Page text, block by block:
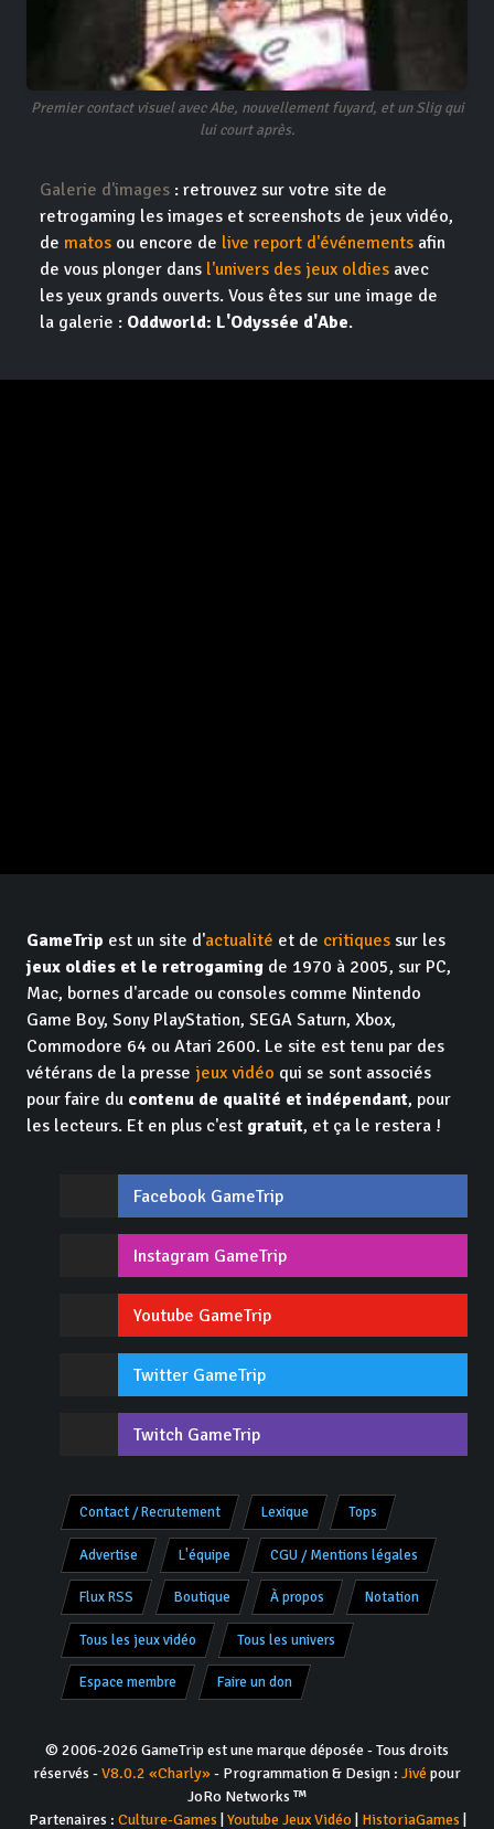
Premier contact visuel avec Abe, nouvellement fuyard, et un Slig qui
lui court après.
Galerie d'images : retrouvez sur votre site de
retrogaming les images et screenshots de jeux vidéo,
de matos ou encore de live report d'événements afin
de vous plonger dans l'univers des jeux oldies avec
les yeux grands ouverts. Vous êtes sur une image de
la galerie : Oddworld: L'Odyssée d'Abe.
GameTrip est un site d'actualité et de critiques sur les
jeux oldies et le retrogaming de 1970 à 2005, sur PC,
Mac, bornes d'arcade ou consoles comme Nintendo
Game Boy, Sony PlayStation, SEGA Saturn, Xbox,
Commodore 64 ou Atari 2600. Le site est tenu par des
vétérans de la presse jeux vidéo qui se sont associés
pour faire du contenu de qualité et indépendant, pour
les lecteurs. Et en plus c'est gratuit, et ça le restera !
Facebook GameTrip
Instagram GameTrip
Youtube GameTrip
Twitter GameTrip
Twitch GameTrip
Contact / Recrutement Lexique Tops
Advertise L'équipe CGU / Mentions légales
Flux RSS Boutique À propos Notation
Tous les jeux vidéo Tous les univers
Espace membre Faire un don
© 2006-2026 GameTrip est une marque déposée - Tous droits
réservés -V8.0.2 «Charly»- Programmation & Design : Jivépour
JoRo Networks ™
Partenaires : Culture-Games Youtube Jeux Vidéo| HistoriaGames